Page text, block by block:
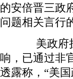
的安倍晋三政
问题相关言行
美政府担
响，已通过非
透露称，“美国